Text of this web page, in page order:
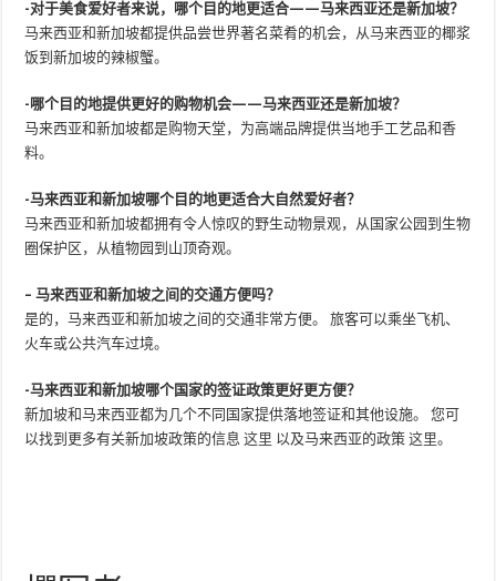
-对于美食爱好者来说，哪个目的地更适合——马来西亚还是新加坡？
马来西亚和新加坡都提供品尝世界著名菜肴的机会，从马来西亚的椰浆
饭到新加坡的辣椒蟹。
-哪个目的地提供更好的购物机会——马来西亚还是新加坡？
马来西亚和新加坡都是购物天堂，为高端品牌提供当地手工艺品和香
料。
-马来西亚和新加坡哪个目的地更适合大自然爱好者？
马来西亚和新加坡都拥有令人惊叹的野生动物景观，从国家公园到生物
圈保护区，从植物园到山顶奇观。
– 马来西亚和新加坡之间的交通方便吗？
是的，马来西亚和新加坡之间的交通非常方便。 旅客可以乘坐飞机、
火车或公共汽车过境。
-马来西亚和新加坡哪个国家的签证政策更好更方便？
新加坡和马来西亚都为几个不同国家提供落地签证和其他设施。 您可
以找到更多有关新加坡政策的信息这里 以及马来西亚的政策这里。